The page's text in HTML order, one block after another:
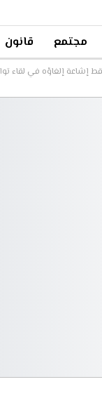
مجتمع قانون
يسقط إشاعة إلغاؤه في